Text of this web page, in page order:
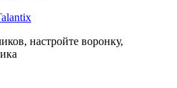
настройте воронку,